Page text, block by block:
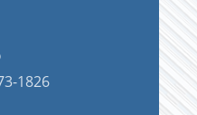
1826